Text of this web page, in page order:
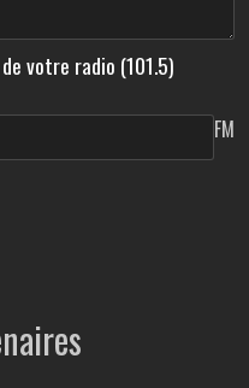
votre radio (101.5)
FM